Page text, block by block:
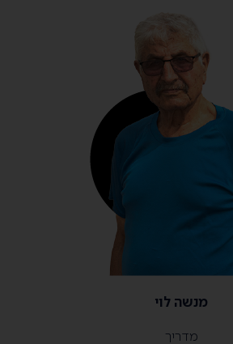
מנשה לוי
מדריך